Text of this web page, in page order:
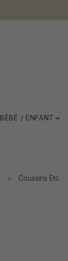
BÉBÉ / ENFANT
Coussins Etc.